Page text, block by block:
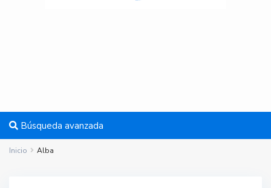
Búsqueda avanzada
Inicio Alba